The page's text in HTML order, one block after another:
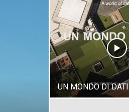
UN MONDO DI DATI